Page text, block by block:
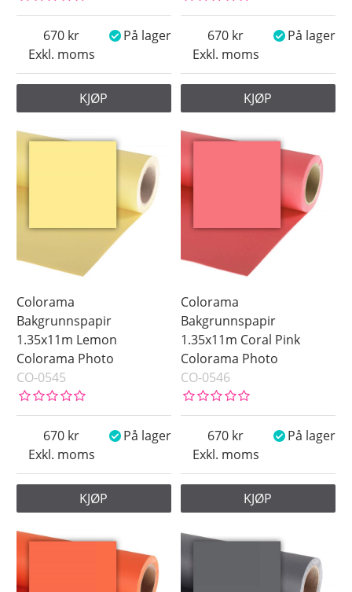
Exkl. moms
670 På lager
KJØP
Exkl. moms
670 På lager
KJØP
Colorama
Bakgrunnspapir
1.35x11m Lemon
Colorama Photo
CO-0545
Exkl. moms
670 På lager
KJØP
Colorama
Bakgrunnspapir
1.35x11m Coral Pink
Colorama Photo
CO-0546
Exkl. moms
670 På lager
KJØP